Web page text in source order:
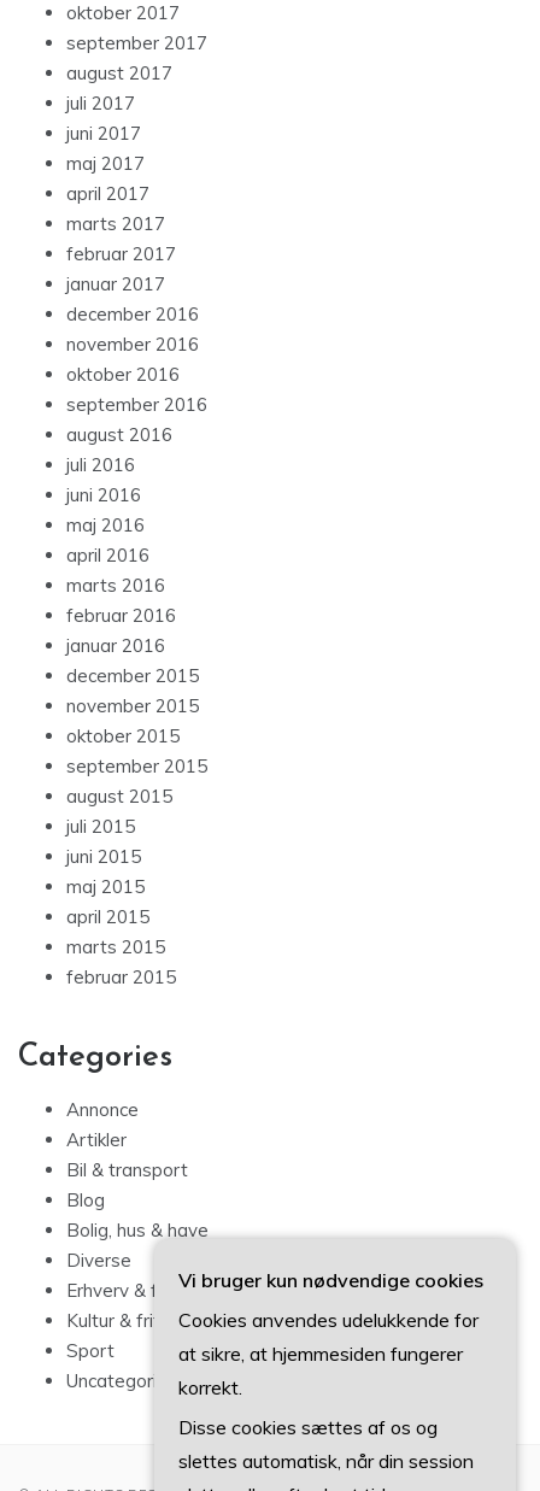
oktober 2017
september 2017
august 2017
juli 2017
juni 2017
maj 2017
april 2017
marts 2017
februar 2017
januar 2017
december 2016
november 2016
oktober 2016
september 2016
august 2016
juli 2016
juni 2016
maj 2016
april 2016
marts 2016
februar 2016
januar 2016
december 2015
november 2015
oktober 2015
september 2015
august 2015
juli 2015
juni 2015
maj 2015
april 2015
marts 2015
februar 2015
Categories
Annonce
Artikler
Bil & transport
Blog
Bolig, hus & have
Diverse
Erhverv & forbrug
Kultur & fritid
Sport
Uncategorized
Vi bruger kun nødvendige cookies
Cookies anvendes udelukkende for
at sikre, at hjemmesiden fungerer
korrekt.
Disse cookies sættes af os og
slettes automatisk, når din session